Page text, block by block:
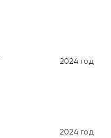
2024 год
2024 год